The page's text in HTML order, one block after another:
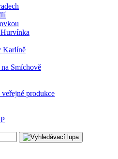
Karlíně
Smíchově
produkce